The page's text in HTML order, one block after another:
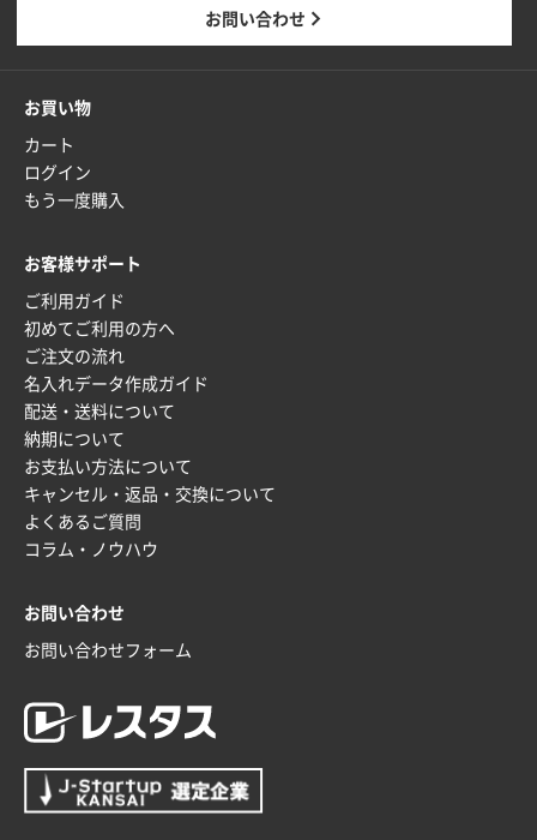
ワンポイント箔押し紙袋 M横サイズ(A4対応)100
2025年12月22日 03:31
神奈川県S社様
2025年12月16日 10:39
短納期対応が素晴らしい
富山県O社様
uni ジェットストリーム 07
2025年12月09日 14:04
安い、早い
埼玉県G社様
ラミネート紙袋 規格L4サイズ(B4対応)
2025年12月04日 17:34
兵庫県のお客様
2025年12月02日 23:00
ロゴが入れられること
大阪府E社様
お問い合わせ
お買い物
カート
ログイン
もう一度購入
お客様サポート
ご利用ガイド
初めてご利用の方へ
ご注文の流れ
名入れデータ作成ガイド
配送・送料について
納期について
お支払い方法について
キャンセル・返品・交換について
よくあるご質問
コラム・ノウハウ
お問い合わせ
お問い合わせフォーム